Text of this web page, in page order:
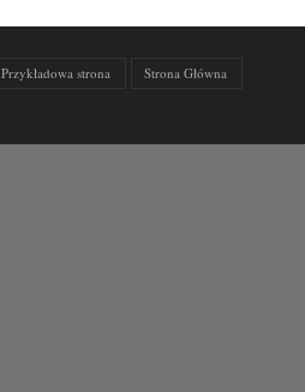
Przykładowa strona Strona Główna